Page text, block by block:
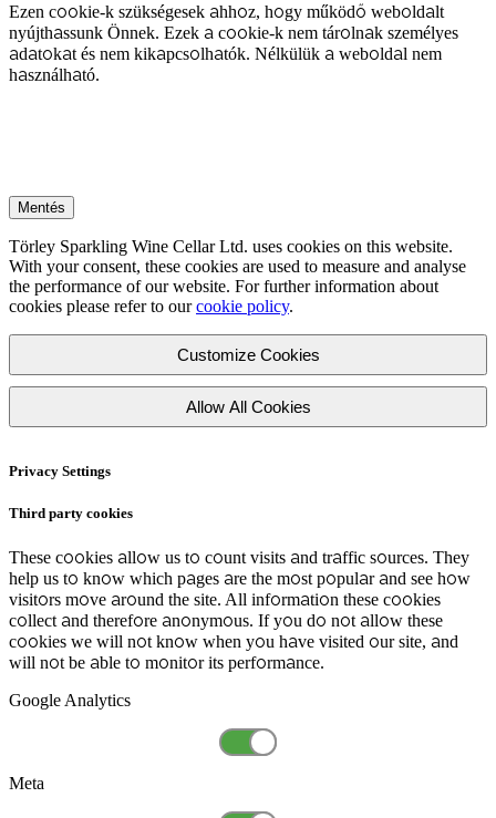
Ezen cookie-k szükségesek ahhoz, hogy működő weboldalt
nyújthassunk Önnek. Ezek a cookie-k nem tárolnak személyes
adatokat és nem kikapcsolhatók. Nélkülük a weboldal nem
használható.
Mentés
Törley Sparkling Wine Cellar Ltd. uses cookies on this website.
With your consent, these cookies are used to measure and analyse
the performance of our website. For further information about
cookies please refer to ourcookie policy.
Customize Cookies
Allow All Cookies
Privacy Settings
Third party cookies
These cookies allow us to count visits and traffic sources. They
help us to know which pages are the most popular and see how
visitors move around the site. All information these cookies
collect and therefore anonymous. If you do not allow these
cookies we will not know when you have visited our site, and
will not be able to monitor its performance.
Google Analytics
Meta